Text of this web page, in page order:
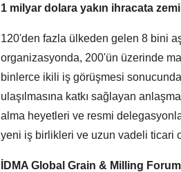
1 milyar dolara yakın ihracata
120'den fazla ülkeden gelen 8 bini
organizasyonda, 200'ün üzerinde
binlerce ikili iş görüşmesi
ulaşılmasına katkı sağlayan
alma heyetleri ve resmi
yeni iş birlikleri ve uzun vadeli ticari
İDMA Global Grain & Milling